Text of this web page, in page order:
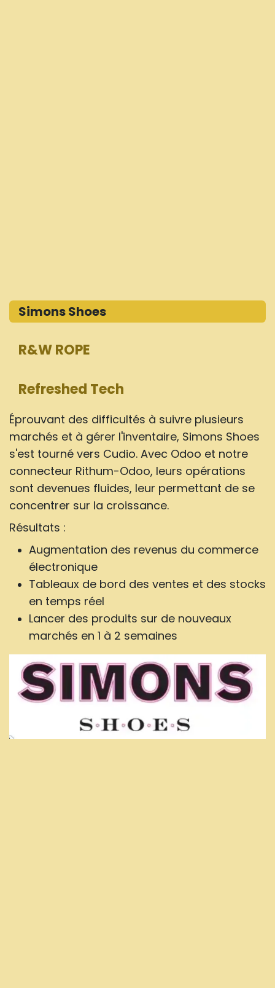
Simons Shoes
R&W ROPE
Refreshed Tech
Éprouvant des difficultés à suivre plusieurs
marchés et à gérer l'inventaire, Simons Shoes
s'est tourné vers Cudio. Avec Odoo et notre
connecteur Rithum-Odoo, leurs opérations
sont devenues fluides, leur permettant de se
concentrer sur la croissance.
Résultats :
Augmentation des revenus du commerce
électronique
Tableaux de bord des ventes et des stocks
en temps réel
Lancer des produits sur de nouveaux
marchés en 1 à 2 semaines